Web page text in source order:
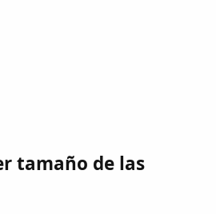
tamaño de las